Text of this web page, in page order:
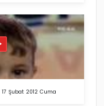
17 Şubat 2012 Cuma